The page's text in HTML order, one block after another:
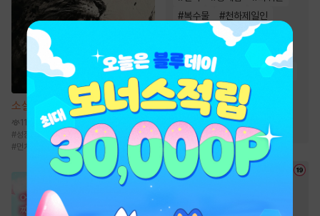
소설
11.9만
#성장물 # 통쾌함 전통무협 #비장함
#먼치킨
#복수물 #천하제일인
#
차원이동물
#귀환물
#
유쾌함
성장물
#환생물 #잔잔함
#생존물 마교
# 비장함 #검객/무사